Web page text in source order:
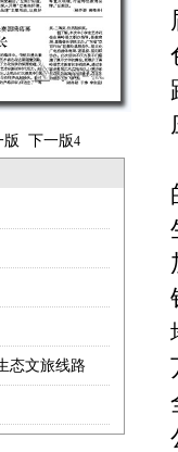
版 下一版4
态文旅线路